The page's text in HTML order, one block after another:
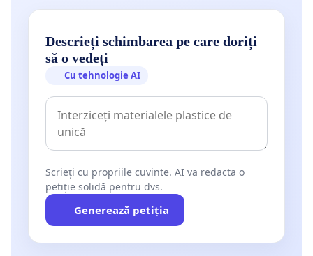
Descrieți schimbarea pe care doriți
să o vedeți
Cu tehnologie AI
Scrieți cu propriile cuvinte. AI va redacta o
petiție solidă pentru dvs.
Generează petiția